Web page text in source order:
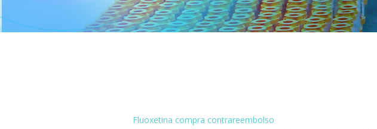
Fluoxetina compra contrareembolso